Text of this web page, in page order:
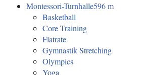
Montessori-Turnhalle596 m
Basketball
Core Training
Flatrate
Gymnastik Stretching
Olympics
Yoga